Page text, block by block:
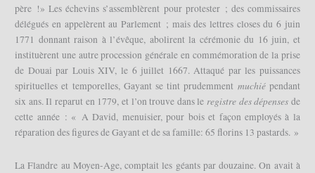
père !» Les échevins s’assemblèrent pour protester ; des commissaires
délégués en appelèrent au Parlement ; mais des lettres closes du 6 juin
1771 donnant raison à l’évêque, abolirent la cérémonie du 16 juin, et
instituèrent une autre procession générale en commémoration de la prise
de Douai par Louis XIV, le 6 juillet 1667. Attaqué par les puissances
spirituelles et temporelles, Gayant se tint prudemment muchiépendant
six ans. Il reparut en 1779, et l’on trouve dans le registre des dépenses de
cette année : « A David, menuisier, pour bois et façon employés à la
réparation des figures de Gayant et de sa famille: 65 florins 13 pastards. »
La Flandre au Moyen-Age, comptait les géants par douzaine. On avait à